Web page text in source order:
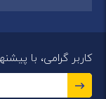
شهر:فردیس ) ،
مجموعه در تمامی
کاربر گرامی، با